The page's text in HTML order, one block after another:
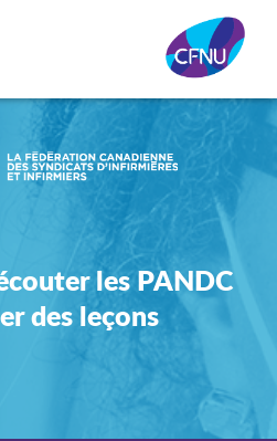
les PANDC
des leçons